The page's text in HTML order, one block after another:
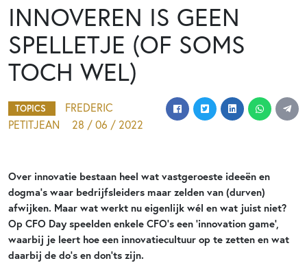
INNOVEREN IS GEEN
SPELLETJE (OF SOMS
TOCH WEL)
TOPICS
FREDERIC
PETITJEAN
28 / 06 / 2022
Over innovatie bestaan heel wat vastgeroeste ideeën en
dogma’s waar bedrijfsleiders maar zelden van (durven)
afwijken. Maar wat werkt nu eigenlijk wél en wat juist niet?
Op CFO Day speelden enkele CFO’s een ‘innovation game’,
waarbij je leert hoe een innovatiecultuur op te zetten en wat
daarbij de do’s en don’ts zijn.